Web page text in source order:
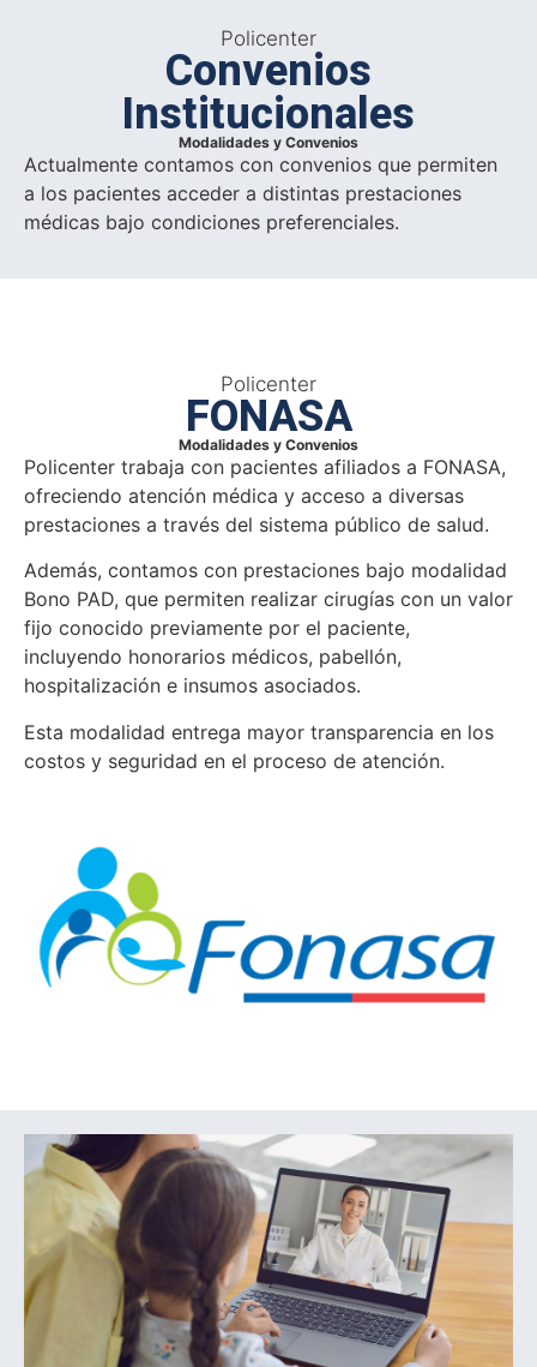
Policenter
Convenios
Institucionales
Modalidades y Convenios
Actualmente contamos con convenios que permiten
a los pacientes acceder a distintas prestaciones
médicas bajo condiciones preferenciales.
Policenter
FONASA
Modalidades y Convenios
Policenter trabaja con pacientes afiliados a FONASA,
ofreciendo atención médica y acceso a diversas
prestaciones a través del sistema público de salud.
Además, contamos con prestaciones bajo modalidad
Bono PAD, que permiten realizar cirugías con un valor
fijo conocido previamente por el paciente,
incluyendo honorarios médicos, pabellón,
hospitalización e insumos asociados.
Esta modalidad entrega mayor transparencia en los
costos y seguridad en el proceso de atención.